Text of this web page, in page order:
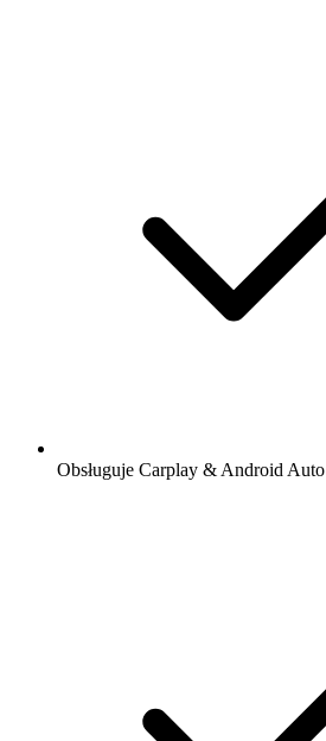
Obsługuje Carplay & Android Auto